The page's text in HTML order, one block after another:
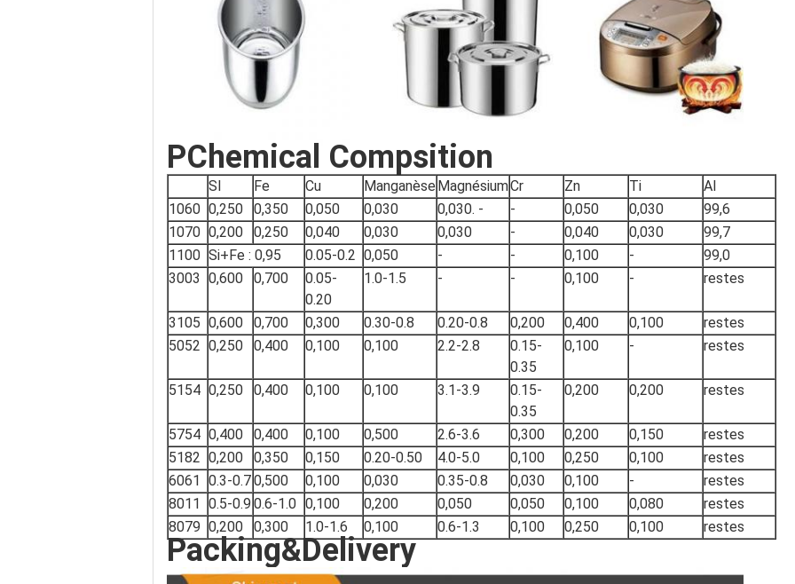
PChemical Compsition
SI Fe Cu Manganèse MagnésiumCr Zn Ti
Al
1060 0,250 0,350 0,050 0,030 0,030. - - 0,050 0,030
99,6
1070 0,200 0,250 0,040 0,030 0,030 - 0,040 0,030
99,7
1100 Si+Fe : 0,95 0.05-0.2 0,050 - - 0,100 -
99,0
3003 0,600 0,700
0.05-
0.20
1.0-1.5 - - 0,100 - restes
3105 0,600 0,700 0,300 0.30-0.8 0.20-0.8 0,200 0,400 0,100
restes
5052 0,250 0,400 0,100 0,100 2.2-2.8
0.15-
0.35
0,100 - restes
5154 0,250 0,400 0,100 0,100 3.1-3.9
0.15-
0.35
0,200 0,200 restes
5754 0,400 0,400 0,100 0,500 2.6-3.6 0,300 0,200 0,150
restes
5182 0,200 0,350 0,150 0.20-0.50 4.0-5.0 0,100 0,250 0,100
restes
6061 0.3-0.70,500 0,100 0,030 0.35-0.8 0,030 0,100 -
restes
8011 0.5-0.9 0.6-1.0 0,100 0,200 0,050 0,050 0,100 0,080
restes
8079 0,200 0,300 1.0-1.6 0,100 0.6-1.3 0,100 0,250 0,100 restes
Packing&Delivery